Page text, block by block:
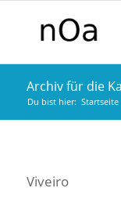
Archiv für die
Du bist hier: Startseite
Viveiro